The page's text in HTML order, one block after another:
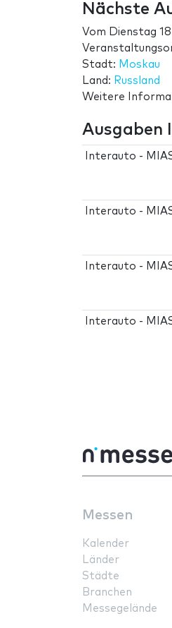
Nächste
Vom Dienstag 18
Stadt: Moskau
Land: Russland
Weitere
Ausgaben
Interauto -
Interauto -
Interauto -
Interauto -
Messen
Kalender
Länder
Städte
Branchen
Messegelände